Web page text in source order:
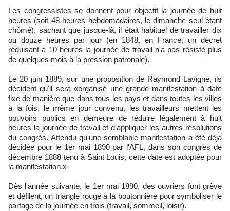
Les congressistes se donnent pour objectif la journée de huit
heures (soit 48 heures hebdomadaires, le dimanche seul étant
chômé), sachant que jusque-là, il était habituel de travailler dix
ou douze heures par jour (en 1848, en France, un décret
réduisant à 10 heures la journée de travail n'a pas résisté plus
de quelques mois à la pression patronale).
Le 20 juin 1889, sur une proposition de Raymond Lavigne, ils
décident qu'il sera «organisé une grande manifestation à date
fixe de manière que dans tous les pays et dans toutes les villes
à la fois, le même jour convenu, les travailleurs mettent les
pouvoirs publics en demeure de réduire légalement à huit
heures la journée de travail et d'appliquer les autres résolutions
du congrès. Attendu qu'une semblable manifestation a été déjà
décidée pour le 1er mai 1890 par l'AFL, dans son congrès de
décembre 1888 tenu à Saint Louis, cette date est adoptée pour
la manifestation.»
Dès l'année suivante, le 1er mai 1890, des ouvriers font grève
et défilent, un triangle rouge à la boutonnière pour symboliser le
partage de la journée en trois (travail, sommeil, loisir).